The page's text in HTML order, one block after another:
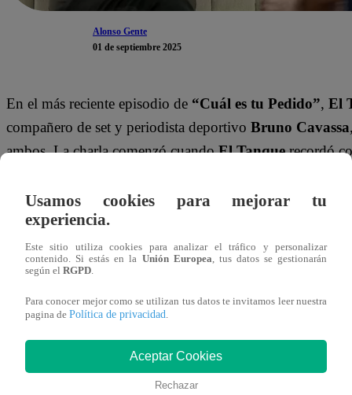
Alonso Gente
01 de septiembre 2025
En el más reciente episodio de “Cuál es tu Pedido”, El
compañero de set y periodista deportivo Bruno Cavassa
ambos. La charla comenzó cuandoEl Tanquerecordó
“A mi tío Bruno Cavassa yo lo veo desde que…”
“¿No son contemporáneos?”.
El Tanque, sin perder la compostura, respondió:“No,
que era chico, cuando yo estaba en el colegio”
La broma continuó cuando El Tanque
cuando él era un reconocido periodista en el programa
Usamos cookies para mejorar tu
experiencia.
Este sitio utiliza cookies para analizar el tráfico y personalizar
contenido. Si estás en la Unión Europea, tus datos se gestionarán
según el RGPD.
Para conocer mejor como se utilizan tus datos te invitamos leer nuestra
pagina de Política de privacidad.
Aceptar Cookies
Rechazar